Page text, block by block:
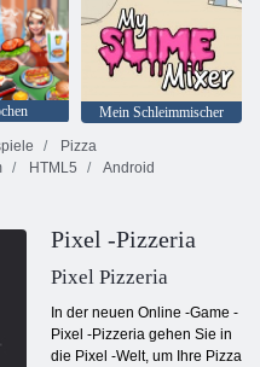
Mein Schleimmischer
Pizza
HTML5
Android
Pixel -Pizzeria
Pixel Pizzeria
In der neuen Online -Game -
Pixel -Pizzeria gehen Sie in
die Pixel -Welt, um Ihre Pizza